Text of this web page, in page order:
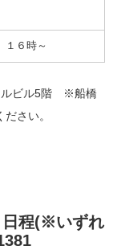
６時～
ルビル5階 ※船橋
さい。
室
日程(※いずれ